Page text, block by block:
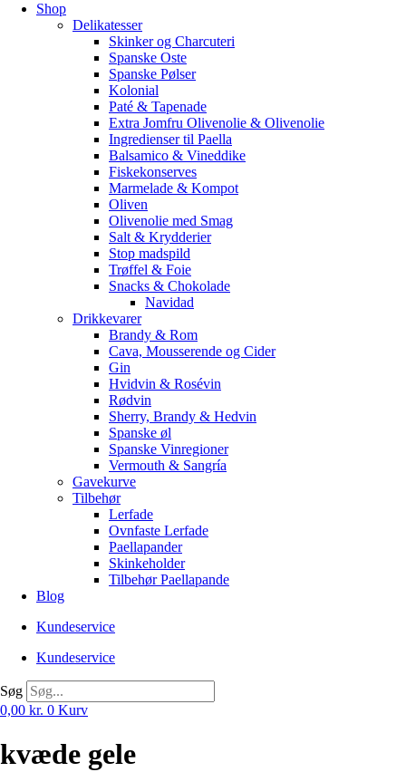
Shop
Delikatesser
Skinker og Charcuteri
Spanske Oste
Spanske Pølser
Kolonial
Paté & Tapenade
Extra Jomfru Olivenolie & Olivenolie
Ingredienser til Paella
Balsamico & Vineddike
Fiskekonserves
Marmelade & Kompot
Oliven
Olivenolie med Smag
Salt & Krydderier
Stop madspild
Trøffel & Foie
Snacks & Chokolade
Navidad
Drikkevarer
Brandy & Rom
Cava, Mousserende og Cider
Gin
Hvidvin & Rosévin
Rødvin
Sherry, Brandy & Hedvin
Spanske øl
Spanske Vinregioner
Vermouth & Sangría
Gavekurve
Tilbehør
Lerfade
Ovnfaste Lerfade
Paellapander
Skinkeholder
Tilbehør Paellapande
Blog
Kundeservice
Kundeservice
Søg
0,00 kr. 0 Kurv
kvæde gele